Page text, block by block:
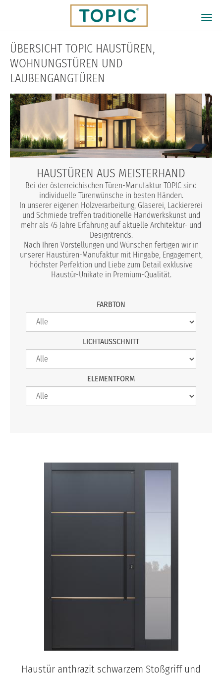
ÜBERSICHT TOPIC HAUSTÜREN,
WOHNUNGSTÜREN UND
LAUBENGANGTÜREN
HAUSTÜREN AUS MEISTERHAND
Bei der österreichischen Türen-Manufaktur TOPIC sind
individuelle Türenwünsche in besten Händen.
In unserer eigenen Holzverarbeitung, Glaserei, Lackiererei
und Schmiede treffen traditionelle Handwerkskunst und
mehr als 45 Jahre Erfahrung auf aktuelle Architektur- und
Designtrends.
Nach Ihren Vorstellungen und Wünschen fertigen wir in
unserer Haustüren-Manufaktur mit Hingabe, Engagement,
höchster Perfektion und Liebe zum Detail exklusive
Haustür-Unikate in Premium-Qualität.
FARBTON
LICHTAUSSCHNITT
ELEMENTFORM
Haustür anthrazit schwarzem Stoßgriff und